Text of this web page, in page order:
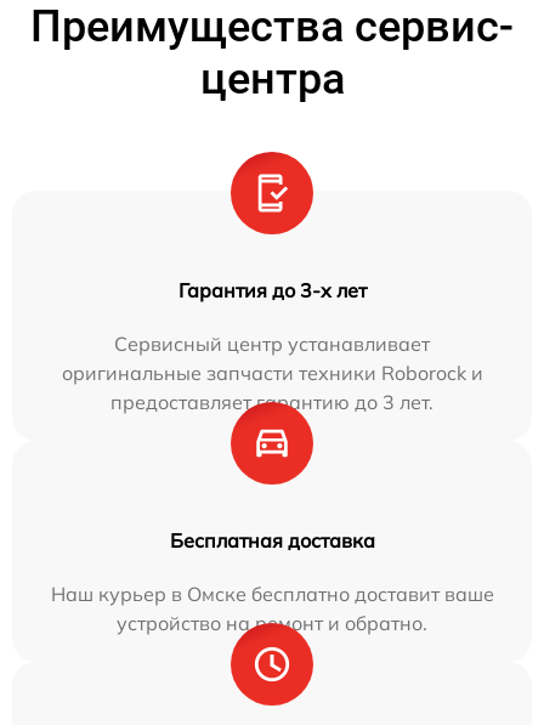
Преимущества сервис-
центра
Гарантия до 3-х лет
Сервисный центр устанавливает
оригинальные запчасти техники Roborock и
предоставляет гарантию до 3 лет.
Бесплатная доставка
Наш курьер в Омске бесплатно доставит ваше
устройство на ремонт и обратно.